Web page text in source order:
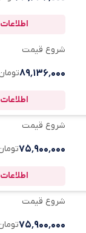
شروع قیمت
۷۵٬۹۰۰٬۰۰۰
شروع قیمت
۷۵٬۹۰۰٬۰۰۰
شروع قیمت
۸۹٬۱۳۶٬۰۰۰